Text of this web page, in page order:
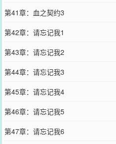
第41章：血之契约3
第42章：请忘记我1
第43章：请忘记我2
第44章：请忘记我3
第45章：请忘记我4
第46章：请忘记我5
第47章：请忘记我6